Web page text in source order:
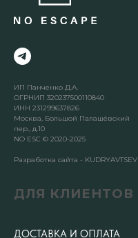
ИП Панченко Д.А.
ОГРНИП 320237500110840
ИНН 231299637826
Москва, Большой Палашёвский
пер., д.10
NO ESC © 2020-2025
Разработка сайта - KUDRYAVTSEV
ДЛЯ КЛИЕНТОВ
ДОСТАВКА И ОПЛАТА